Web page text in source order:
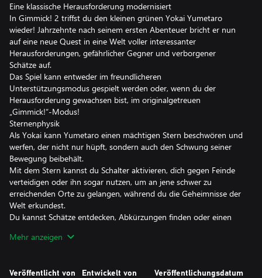
Eine klassische Herausforderung modernisiert
In Gimmick! 2 triffst du den kleinen grünen Yokai Yumetaro
wieder! Jahrzehnte nach seinem ersten Abenteuer bricht er nun
auf eine neue Quest in eine Welt voller interessanter
Herausforderungen, gefährlicher Gegner und verborgener
Schätze auf.
Das Spiel kann entweder im freundlicheren
Unterstützungsmodus gespielt werden oder, wenn du der
Herausforderung gewachsen bist, im originalgetreuen
„Gimmick!“-Modus!
Sternenphysik
Als Yokai kann Yumetaro einen mächtigen Stern beschwören und
werfen, der nicht nur hüpft, sondern auch den Schwung seiner
Bewegung beibehält.
Mit dem Stern kannst du Schalter aktivieren, dich gegen Feinde
verteidigen oder ihn sogar nutzen, um an jene schwer zu
erreichenden Orte zu gelangen, während du die Geheimnisse der
Welt erkundest.
Du kannst Schätze entdecken, Abkürzungen finden oder einen
Sterns meisterst. Experimentiere damit, um das volle Potenzial
Mehr anzeigen
Veröffentlicht von Entwickelt von Veröffentlichungsdatum